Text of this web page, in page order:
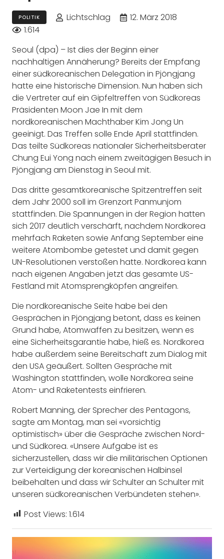
POLITIK Lichtschlag
12. März 2018
1.614
Seoul (dpa) – Ist dies der Beginn einer
nachhaltigen Annäherung? Bereits der Empfang
einer südkoreanischen Delegation in Pjöngjang
hatte eine historische Dimension. Nun haben sich
die Vertreter auf ein Gipfeltreffen von Südkoreas
Präsidenten Moon Jae In mit dem
nordkoreanischen Machthaber Kim Jong Un
geeinigt. Das Treffen solle Ende April stattfinden.
Das teilte Südkoreas nationaler Sicherheitsberater
Chung Eui Yong nach einem zweitägigen Besuch in
Pjöngjang am Dienstag in Seoul mit.
Das dritte gesamtkoreanische Spitzentreffen seit
dem Jahr 2000 soll im Grenzort Panmunjom
stattfinden. Die Spannungen in der Region hatten
sich 2017 deutlich verschärft, nachdem Nordkorea
mehrfach Raketen sowie Anfang September eine
weitere Atombombe getestet und damit gegen
UN-Resolutionen verstoßen hatte. Nordkorea kann
nach eigenen Angaben jetzt das gesamte US-
Festland mit Atomsprengköpfen angreifen.
Die nordkoreanische Seite habe bei den
Gesprächen in Pjöngjang betont, dass es keinen
Grund habe, Atomwaffen zu besitzen, wenn es
eine Sicherheitsgarantie habe, hieß es. Nordkorea
habe außerdem seine Bereitschaft zum Dialog mit
den USA geäußert. Sollten Gespräche mit
Washington stattfinden, wolle Nordkorea seine
Atom- und Raketentests einfrieren.
Robert Manning, der Sprecher des Pentagons,
sagte am Montag, man sei «vorsichtig
optimistisch» über die Gespräche zwischen Nord-
und Südkorea. «Unsere Aufgabe ist es
sicherzustellen, dass wir die militärischen Optionen
zur Verteidigung der koreanischen Halbinsel
beibehalten und dass wir Schulter an Schulter mit
unseren südkoreanischen Verbündeten stehen».
Post Views: 1.614